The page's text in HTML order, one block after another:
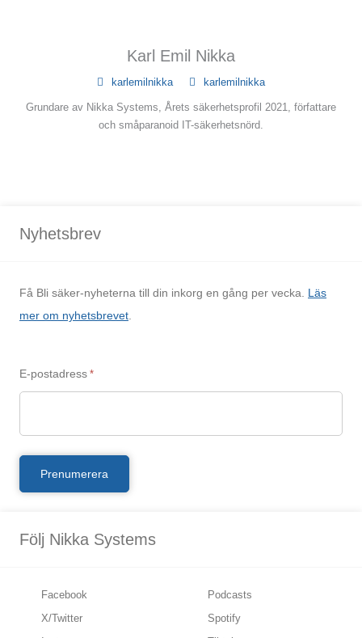
Karl Emil Nikka
karlemilnikka karlemilnikka
Grundare av Nikka Systems, Årets säkerhetsprofil 2021, författare
och småparanoid IT-säkerhetsnörd.
Nyhetsbrev
Få Bli säker-nyheterna till din inkorg en gång per vecka. Läs
mer om nyhetsbrevet
E-postadress *
Följ Nikka Systems
Facebook
X/Twitter
Podcasts
Spotify